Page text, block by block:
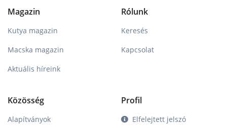
Magazin
Kutya magazin
Macska magazin
Aktuális híreink
Rólunk
Keresés
Kapcsolat
Közösség
Alapítványok
Profil
Elfelejtett jelszó